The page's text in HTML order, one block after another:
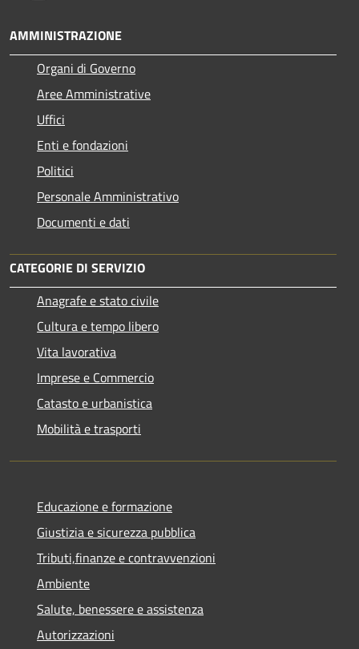
AMMINISTRAZIONE
Organi di Governo
Aree Amministrative
Uffici
Enti e fondazioni
Politici
Personale Amministrativo
Documenti e dati
CATEGORIE DI SERVIZIO
Anagrafe e stato civile
Cultura e tempo libero
Vita lavorativa
Imprese e Commercio
Catasto e urbanistica
Mobilità e trasporti
Educazione e formazione
Giustizia e sicurezza pubblica
Tributi,finanze e contravvenzioni
Ambiente
Salute, benessere e assistenza
Autorizzazioni